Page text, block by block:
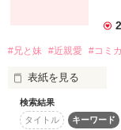
  アキ。
2
#兄と妹 #近親愛 #コミ
表紙を見る
ちょっとコミカル
妹に欲情してしま
検索結果
タイトル
キーワード